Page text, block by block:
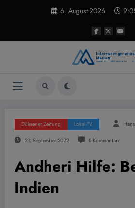
6. August 2026
Dülmener Zeitung Lokal TV Hans
21. September 2022 0 Kommentare
Andheri Hilfe:
Indien